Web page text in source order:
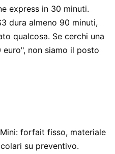
express in 30 minuti.
dura almeno 90 minuti,
qualcosa. Se cerchi una
non siamo il posto
forfait fisso, materiale
su preventivo.